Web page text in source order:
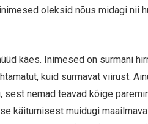
oleksid nõus midagi nii
käes. Inimesed on surmani
kuid surmavat viirust.
nemad teavad kõige
käitumisest muidugi